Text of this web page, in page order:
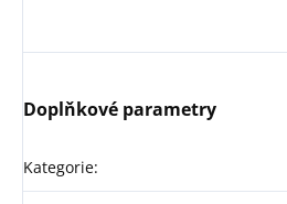
Doplňkové parametry
Kategorie: